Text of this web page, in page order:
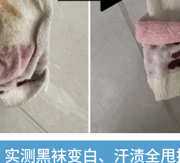
测黑袜变白、汗渍全